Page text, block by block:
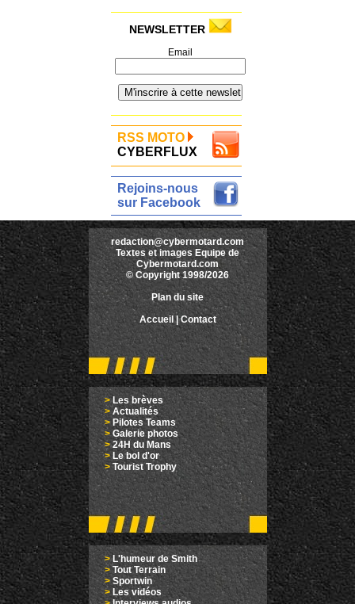
NEWSLETTER
Email
RSS MOTO
CYBERFLUX
Rejoins-nous
sur Facebook
redaction@cybermotard.com
Textes et images Equipe de
Cybermotard.com
© Copyright 1998/2026
Plan du site
Accueil |Contact
>Les brèves
> Actualités
> Pilotes Teams
>Galerie photos
>24H du Mans
>Le bol d'or
> Tourist Trophy
>L'humeur de Smith
> Tout Terrain
> Sportwin
> Les vidéos